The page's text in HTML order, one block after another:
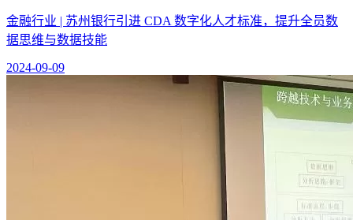
金融行业 | 苏州银行引进 CDA 数字化人才标准，提升全员数
据思维与数据技能
2024-09-09